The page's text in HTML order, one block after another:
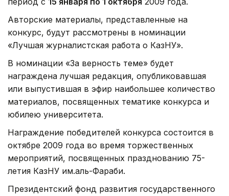
Авторские материалы, представленные на
конкурс, будут рассмотрены в номинации
«Лучшая журналистская работа о КазНУ».
В номинации «За верность теме» будет
награждена лучшая редакция, опубликовавшая
или выпустившая в эфир наибольшее количество
материалов, посвященных тематике конкурса и
юбилею университета.
Награждение победителей конкурса состоится в
октябре 2009 года во время торжественных
мероприятий, посвященных празднованию 75-
летия КазНУ им.аль-Фараби.
Президентский фонд развития государственного